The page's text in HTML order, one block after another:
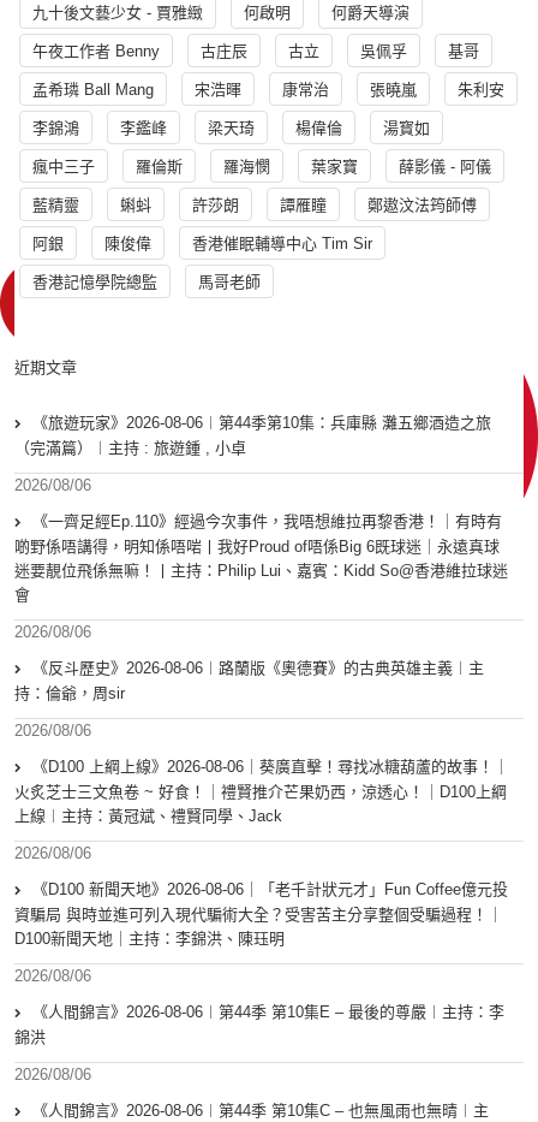
九十後文藝少女 - 賈雅緻 何啟明 何爵天導演
午夜工作者 Benny 古庄辰 古立 吳佩孚 基哥
孟希璘 Ball Mang 宋浩暉 康常治 張曉嵐 朱利安
李錦鴻 李鑑峰 梁天琦 楊偉倫 湯寳如
瘋中三子 羅倫斯 羅海憫 葉家寶 薛影儀 - 阿儀
藍精靈 蝌蚪 許莎朗 譚雁瞳 鄭遨汶法筠師傅
阿銀 陳俊偉 香港催眠輔導中心 Tim Sir
香港記憶學院總監 馬哥老師
近期文章
《旅遊玩家》2026-08-06︱第44季第10集：兵庫縣 灘五鄉酒造之旅
（完滿篇）︱主持 : 旅遊鍾 , 小卓
2026/08/06
《一齊足經Ep.110》經過今次事件，我唔想維拉再黎香港！｜有時有
啲野係唔講得，明知係唔啱丨我好Proud of唔係Big 6既球迷｜永遠真球
迷要靚位飛係無嘛！丨主持：Philip Lui、嘉賓：Kidd So@香港維拉球迷
會
2026/08/06
《反斗歷史》2026-08-06︱路蘭版《奧德賽》的古典英雄主義︱主
持：倫爺，周sir
2026/08/06
《D100 上綱上線》2026-08-06｜葵廣直擊！尋找冰糖葫蘆的故事！｜
火炙芝士三文魚卷 ~ 好食！｜禮賢推介芒果奶西，涼透心！｜D100上綱
上線︱主持：黃冠斌、禮賢同學、Jack
2026/08/06
《D100 新聞天地》2026-08-06｜「老千計狀元才」Fun Coffee億元投
資騙局 與時並進可列入現代騙術大全？受害苦主分享整個受騙過程！｜
D100新聞天地｜主持：李錦洪、陳珏明
2026/08/06
《人間錦言》2026-08-06︱第44季 第10集E – 最後的尊嚴︱主持：李
錦洪
2026/08/06
《人間錦言》2026-08-06︱第44季 第10集C – 也無風雨也無晴︱主